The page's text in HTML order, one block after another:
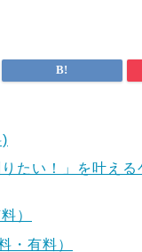
たい！」を叶え
）
・有料）